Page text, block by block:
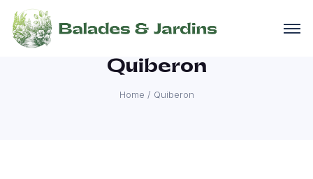
Quiberon
Home / Quiberon